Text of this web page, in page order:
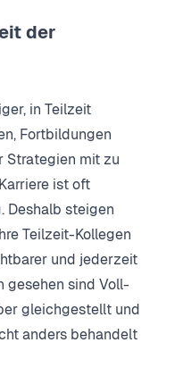
der
in Teilzeit
Fortbildungen
Strategien mit zu
ist oft
Deshalb steigen
Teilzeit-Kollegen
und jederzeit
gesehen sind Voll-
gleichgestellt und
anders behandelt